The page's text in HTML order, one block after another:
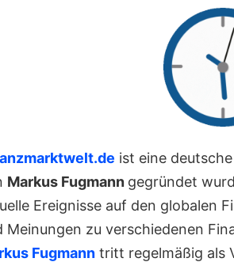
ist eine
Markus Fugmann gegründet
Ereignisse auf den globalen
Meinungen zu verschiedenen
Fugmann tritt regelmäßig als